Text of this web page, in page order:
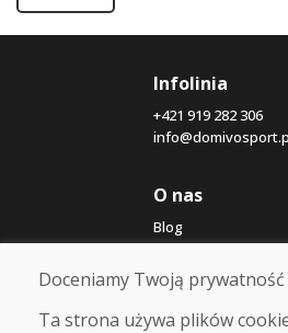
Infolinia
+421 919 282 306
O nas
Blog
O nas
Sklep
Kontakt
Doceniamy Twoją prywatność
Ta strona używa plików